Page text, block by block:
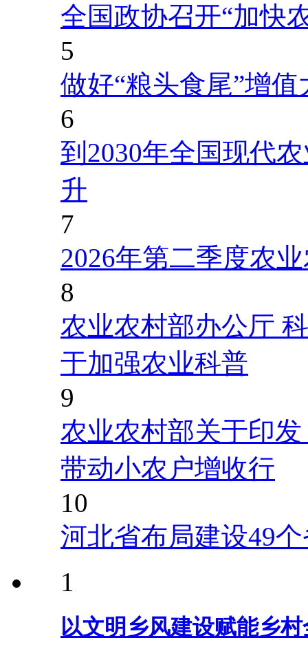
全国政协召开“加快
5
做好“粮头食尾”增值
6
到2030年全国现代
升
7
2026年第二季度农
8
农业农村部办公厅
于加强农业科普
9
农业农村部关于印
带动小农户增收行
10
河北省布局建设49
1
以文明乡风建设赋能乡